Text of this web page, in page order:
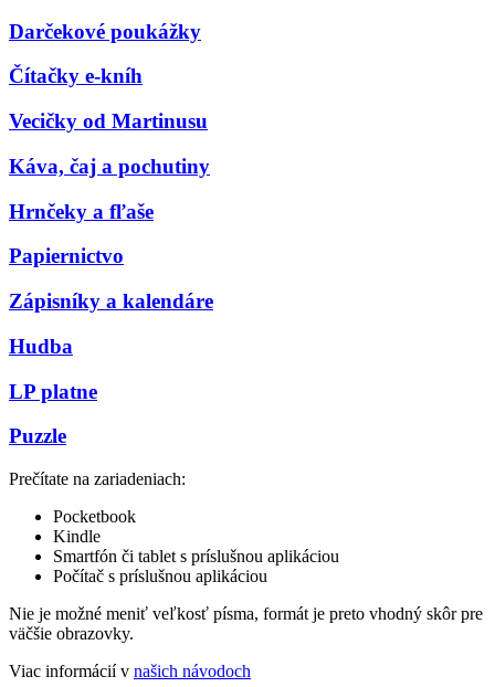
Darčekové poukážky
Čítačky e-kníh
Vecičky od Martinusu
Káva, čaj a pochutiny
Hrnčeky a fľaše
Papiernictvo
Zápisníky a kalendáre
Hudba
LP platne
Puzzle
Prečítate na zariadeniach:
Pocketbook
Kindle
Smartfón či tablet s príslušnou aplikáciou
Počítač s príslušnou aplikáciou
Nie je možné meniť veľkosť písma, formát je preto vhodný skôr pre
väčšie obrazovky.
Viac informácií v našich návodoch